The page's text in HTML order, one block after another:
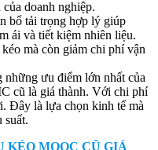
doanh nghiệp.
bổ tải trọng hợp lý giúp
ái và tiết kiệm nhiên liệu.
mà còn giảm chi phí vận
những ưu điểm lớn nhất của
cũ là giá thành. Với chi phí
Đây là lựa chọn kinh tế mà
suất.
MOOC CŨ GIÁ